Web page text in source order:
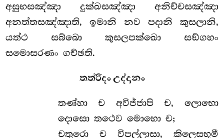
අසුභසඤ්ඤා දුක්ඛසඤ්ඤා අනිච්චසඤ්ඤා
අනත්තසඤ්ඤාති, ඉමානි නව පදානි කුසලානි,
යත්ථ සබ්බො කුසලපක්ඛො සඞ්ගහං
සමොසරණං ගච්ඡති.
තත්රිදං උද්දානං
තණ්හාච අවිජ්ජාපි ච, ලොභො
දොසො තථෙව මොහො ච;
චතුරො ච විපල්ලාසා, කිලෙසභූමී